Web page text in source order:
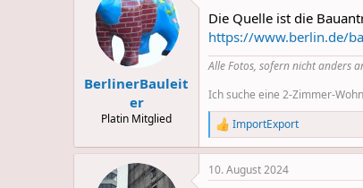
i
o
s
BerlinerBauleit
er
Platin Mitglied
Die Quelle ist die
https://www.berlin.de/
Alle Fotos, sofern nicht anders
Ich suche eine 2-Zimmer-
R
e
a
c
ImportExport
10. August 2024